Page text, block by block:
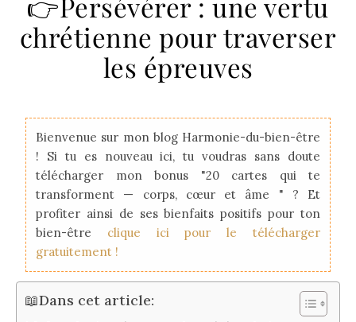
chrétienne pour traverser
les épreuves
Bienvenue sur mon blog Harmonie-du-bien-être
! Si tu es nouveau ici, tu voudras sans doute
télécharger mon bonus "20 cartes qui te
transforment — corps, cœur et âme " ? Et
profiter ainsi de ses bienfaits positifs pour ton
bien-être
clique ici pour le télécharger
gratuitement !
📖Dans cet article: